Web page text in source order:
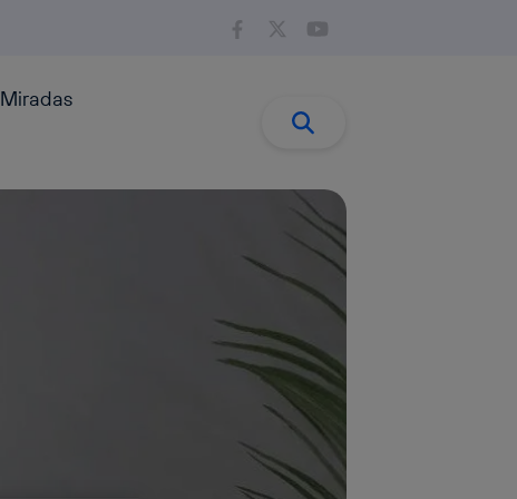
Miradas
Buscar